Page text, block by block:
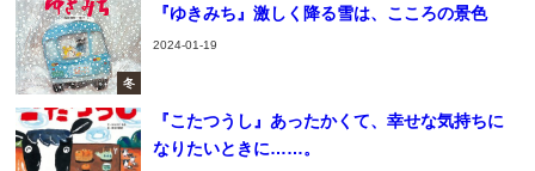
冬
『ゆきみち』激しく降る雪は、こころの景色
2024-01-19
『こたつうし』あったかくて、幸せな気持ちに
なりたいときに……。